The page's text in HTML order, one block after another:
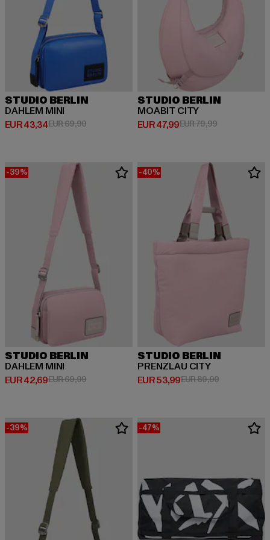
STUDIO BERLIN
DAHLEM MINI
EUR 43,34
Huidige prijs: EUR 43,34
EUR 69,90Actieprijs: EUR 69,90
STUDIO BERLIN
MOABIT CITY
EUR 47,99
Huidige prijs: EUR 47,99
EUR 79,99Actieprijs:
-39%
STUDIO BERLIN
DAHLEM MINI
EUR 42,69
Huidige prijs: EUR 42,69
EUR 69,99Actieprijs: EUR 69,99
-40%
STUDIO BERLIN
PRENZLAU CITY
EUR 53,99
Huidige prijs: EUR 53,99
EUR 89,99Actieprijs:
-39% -47%